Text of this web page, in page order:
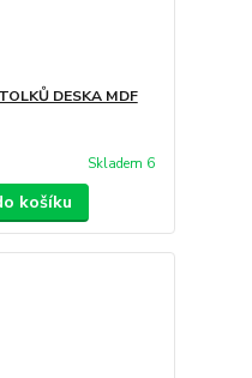
DESKA MDF
Skladem 6
košíku